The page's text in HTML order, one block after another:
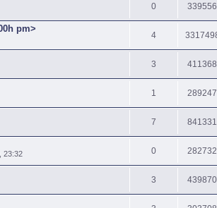
0 339556
pm>
4
3 411368
1 289247
7 841331
23:32 0 282732
3 439870